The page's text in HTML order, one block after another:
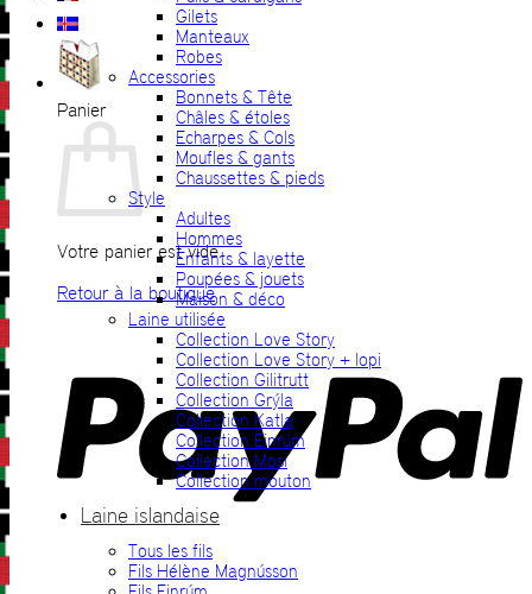
Panier
Votre panier est vide.
Retour à la boutique
Gilets
Manteaux
Robes
Accessories
Bonnets & Tête
Châles & étoles
Echarpes & Cols
Moufles & gants
Chaussettes & pieds
Style
Adultes
Hommes
Enfants & layette
Poupées & jouets
Maison & déco
Laine utilisée
Collection Love Story
Collection Love Story + lopi
Collection Gilitrutt
Collection Grýla
Collection Katla
Collection Einrúm
Collection Mosi
Collection mouton
Laine islandaise
Tous les fils
Fils Hélène Magnússon